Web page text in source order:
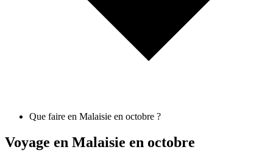
Que faire en Malaisie en octobre ?
Voyage en Malaisie en octobre